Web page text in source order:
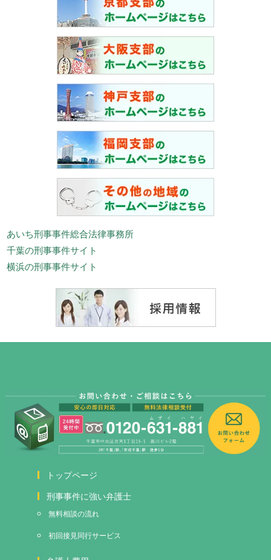
あいち刑事事件総合法律事務所
千葉の刑事事件サイト
横浜の刑事事件サイト
トップページ
刑事事件に強い弁護士
無料相談の流れ
初回接見同行サービス